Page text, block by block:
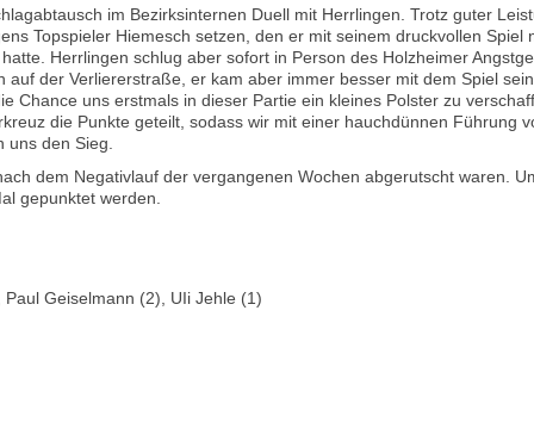
im Bezirksinternen Duell mit Herrlingen. Trotz guter
Topspieler Hiemesch setzen, den er mit seinem druckvollen
Herrlingen schlug aber sofort in Person des Holzheimer
der Verliererstraße, er kam aber immer besser mit dem Spiel
Chance uns erstmals in dieser Partie ein kleines Polster zu
die Punkte geteilt, sodass wir mit einer hauchdünnen Führung
uns den Sieg.
dem Negativlauf der vergangenen Wochen abgerutscht waren.
gepunktet werden.
Geiselmann (2), UIi Jehle (1)